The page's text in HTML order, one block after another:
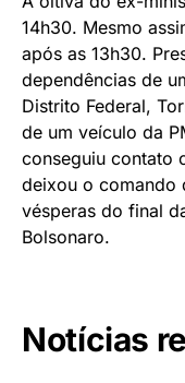
14h30. Mesmo
após as 13h30.
dependências de
Distrito Federal,
de um veículo da
conseguiu contato
deixou o comando
vésperas do final
Bolsonaro.
Notícias